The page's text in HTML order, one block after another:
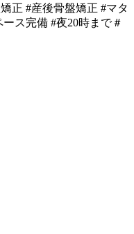
正 #産後骨盤矯正 #マタ
ス完備 #夜20時まで＃